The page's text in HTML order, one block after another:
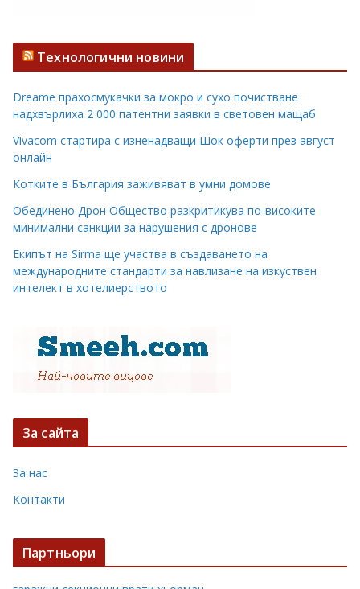
Технологични новини
Dreame прахосмукачки за мокро и сухо почистване
надхвърлиха 2 000 патентни заявки в световен мащаб
Vivacom стартира с изненадващи Шок оферти през август
онлайн
Котките в България заживяват в умни домове
Обединено Дрон Общество разкритикува по-високите
минимални санкции за нарушения с дронове
Екипът на Sirma ще участва в създаването на
международните стандарти за навлизане на изкуствен
интелект в хотелиерството
За сайта
За нас
Контакти
Партньори